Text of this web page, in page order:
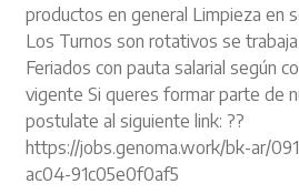
productos en general Limpieza en
Los Turnos son rotativos se
Feriados con pauta salarial según
vigente Si queres formar parte de
postulate al siguiente link: ??
https://jobs.genoma.work/bk-ar/
ac04-91c05e0f0af5